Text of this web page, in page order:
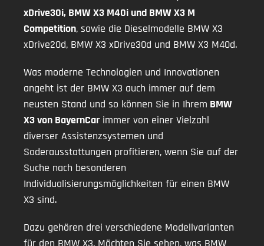
xDrive30i, BMW X3 M40i und BMW X3 M
Competition, sowie die Dieselmodelle BMW X3
xDrive20d, BMW X3 xDrive30d und BMW X3 M40d.
Was moderne Technologien und Innovationen
angeht ist der BMW X3 auch immer auf dem
neusten Stand und so können Sie in Ihrem BMW
X3 von BayernCar immer von einer Vielzahl
diverser Assistenzsystemen und
Soderausstattungen profitieren, wenn Sie auf der
Suche nach besonderen
Individualisierungsmöglichkeiten für einen BMW
X3 sind.
Dazu gehören drei verschiedene Modellvarianten